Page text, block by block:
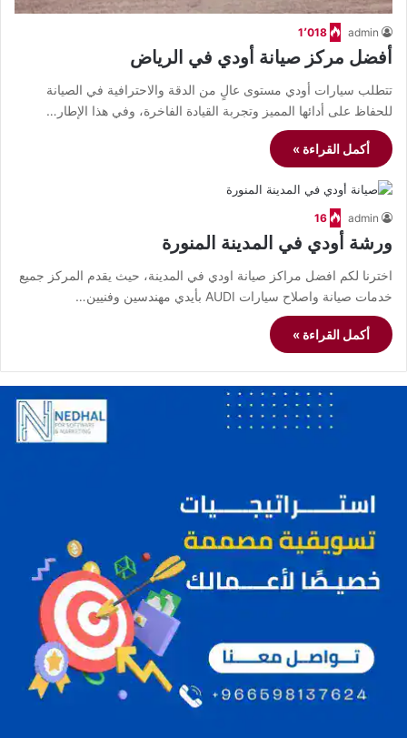
admin 1٬018
أفضل مركز صيانة أودي في الرياض
تتطلب سيارات أودي مستوى عالٍ من الدقة والاحترافية في الصيانة
للحفاظ على أدائها المميز وتجربة القيادة الفاخرة، وفي هذا الإطار…
أكمل القراءة »
admin
16
ورشة أودي في المدينة المنورة
اخترنا لكم افضل مراكز صيانة اودي في المدينة، حيث يقدم المركز جميع
خدمات صيانة واصلاح سيارات AUDI بأيدي مهندسين وفنيين…
أكمل القراءة »